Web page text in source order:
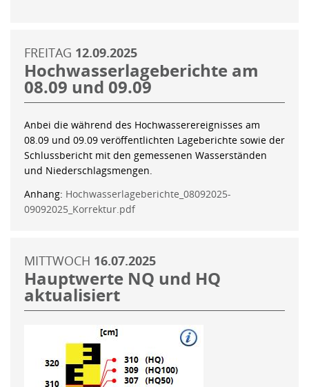
FREITAG 12.09.2025
Hochwasserlageberichte am
08.09 und 09.09
Anbei die während des Hochwasserereignisses am
08.09 und 09.09 veröffentlichten Lageberichte sowie der
Schlussbericht mit den gemessenen Wasserständen
und Niederschlagsmengen.
Anhang: Hochwasserlageberichte_08092025-
09092025_Korrektur.pdf
MITTWOCH 16.07.2025
Hauptwerte NQ und HQ
aktualisiert